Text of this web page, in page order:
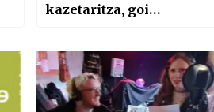
kazetaritza, goi